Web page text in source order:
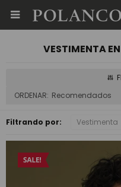

VESTIMENTA
Recomendados
Filtrando por: Vestimenta